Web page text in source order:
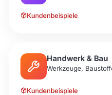
Kundenbeispiele
Handwerk & Bau
Werkzeuge,
Kundenbeispiele